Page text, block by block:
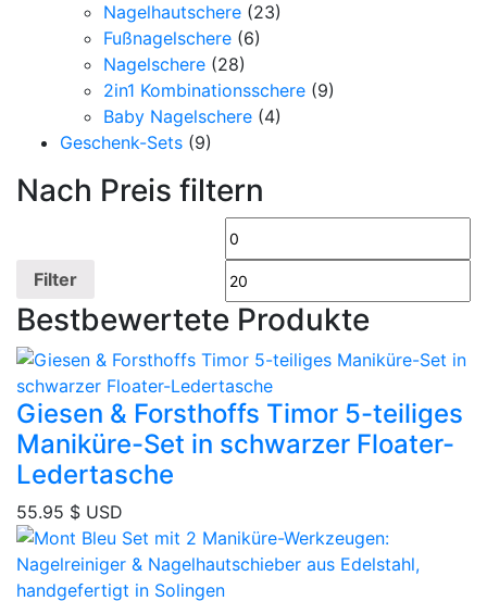
Nagelhautschere (23)
Fußnagelschere (6)
Nagelschere (28)
2in1 Kombinationsschere (9)
Baby Nagelschere (4)
Geschenk-Sets (9)
Nach Preis filtern
Min.
Filter
Bestbewertete Produkte
Giesen & Forsthoffs Timor 5-teiliges
Maniküre-Set in schwarzer Floater-
Ledertasche
55.95 $ USD